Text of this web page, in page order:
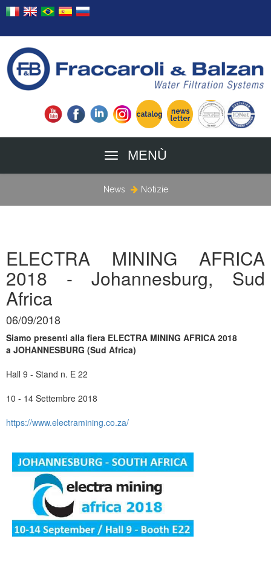
MENÙ
News Notizie
ELECTRA MINING AFRICA
2018 - Johannesburg, Sud
Africa
06/09/2018
Siamo presenti alla fiera ELECTRA MINING AFRICA 2018
a JOHANNESBURG (Sud Africa)
Hall 9 - Stand n. E 22
10 - 14 Settembre 2018
https://www.electramining.co.za/